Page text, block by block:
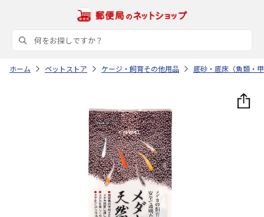
ホーム ペットストア ケージ・飼育その他用品 底砂・底床（魚類・